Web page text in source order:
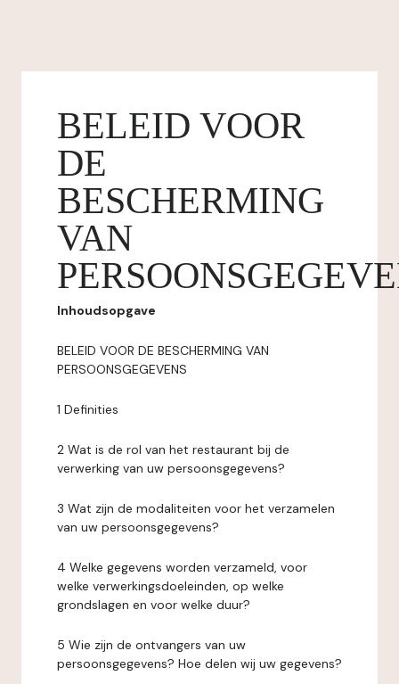
BELEID VOOR
DE
BESCHERMING
VAN
Inhoudsopgave
BELEID VOOR DE BESCHERMING VAN
PERSOONSGEGEVENS
1 Definities
2 Wat is de rol van het restaurant bij de
verwerking van uw persoonsgegevens?
3 Wat zijn de modaliteiten voor het verzamelen
van uw persoonsgegevens?
4 Welke gegevens worden verzameld, voor
welke verwerkingsdoeleinden, op welke
grondslagen en voor welke duur?
5 Wie zijn de ontvangers van uw
persoonsgegevens? Hoe delen wij uw gegevens?